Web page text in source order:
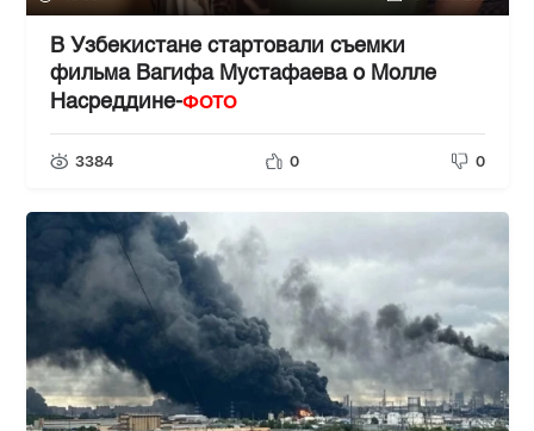
В Узбекистане стартовали съемки
фильма Вагифа Мустафаева о Молле
Насреддине-ФОТО
3384 0 0